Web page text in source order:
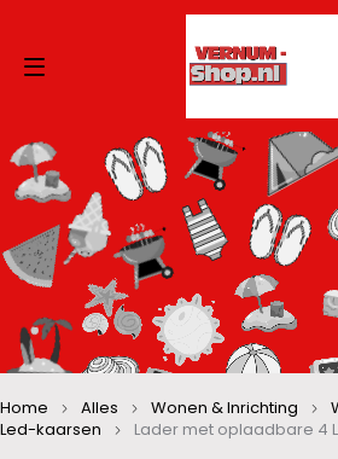
Home Alles Wonen & Inrichting
Led-kaarsen
Lader met oplaadbare 4